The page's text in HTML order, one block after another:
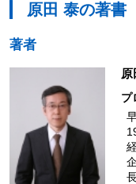
原田 泰の著書
著者
プ